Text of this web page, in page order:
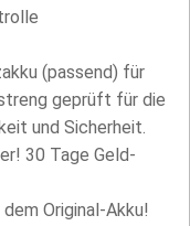
(passend) für
geprüft für die
und Sicherheit.
30 Tage Geld-
Original-Akku!